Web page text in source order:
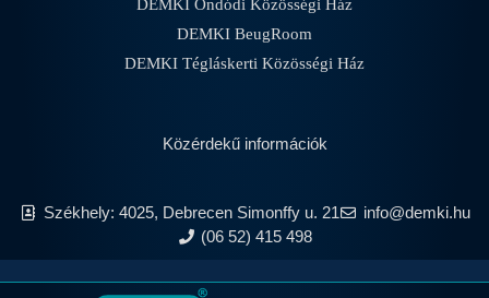
DEMKI Ondódi Közösségi Ház
DEMKI BeugRoom
DEMKI Tégláskerti Közösségi Ház
Közérdekű információk
Székhely: 4025, Debrecen Simonffy u. 21
info@demki.hu
(06 52) 415 498